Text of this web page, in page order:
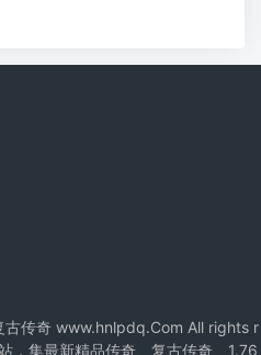
传奇 www.hnlpdq.Com All rights r
，集最新精品传奇、复古传奇、1.76